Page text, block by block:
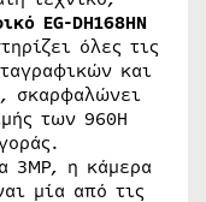
EG-DH168HN
όλες τις
και
σκαρφαλώνει
των 960H
3MP, η κάμερα
μία από τις